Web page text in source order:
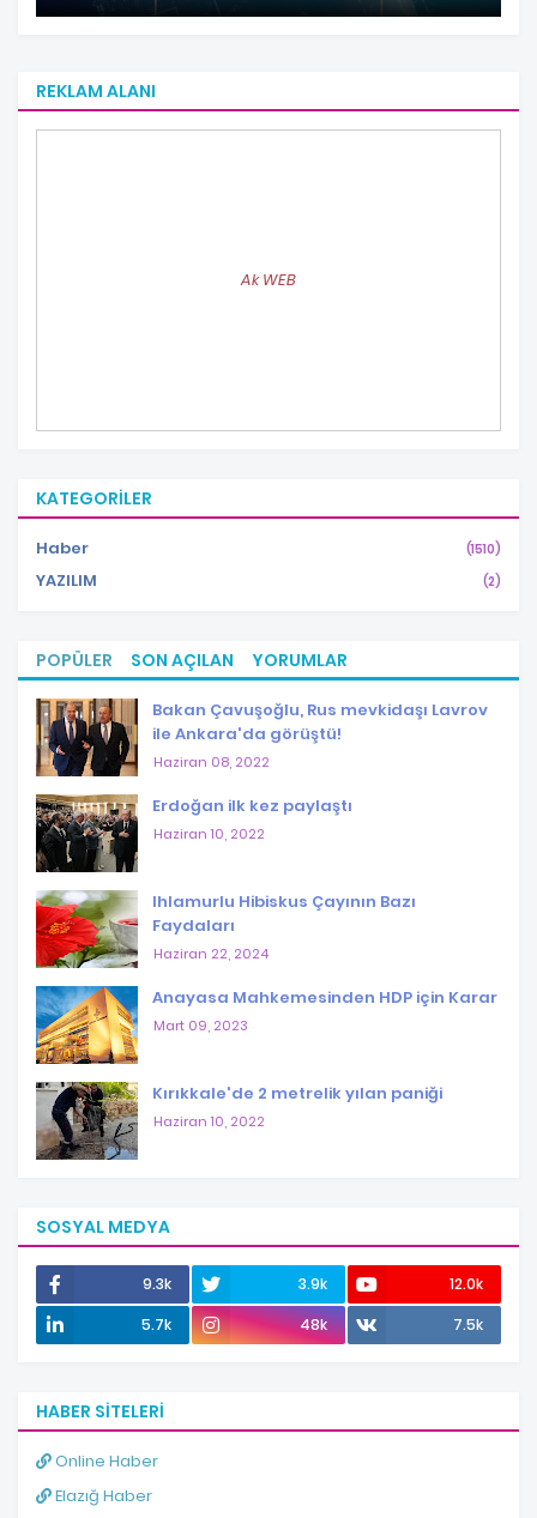
REKLAM ALANI
Ak WEB
KATEGORILER
Haber (1510)
YAZILIM (2)
POPÜLER SON AÇILAN YORUMLAR
Bakan Çavuşoğlu, Rus mevkidaşı Lavrov
ile Ankara'da görüştü!
Haziran 08, 2022
Erdoğan ilk kez paylaştı
Haziran 10, 2022
Ihlamurlu Hibiskus Çayının Bazı
Faydaları
Haziran 22, 2024
Anayasa Mahkemesinden HDP için Karar
Mart 09, 2023
Kırıkkale'de 2 metrelik yılan paniği
Haziran 10, 2022
SOSYAL MEDYA
9.3k 3.9k
12.0k
5.7k
48k 7.5k
HABER SITELERI
Online Haber
Elazığ Haber